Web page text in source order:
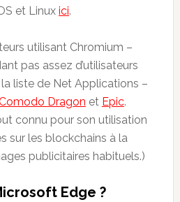
et Linux ici.
utilisant Chromium –
pas assez d’utilisateurs
liste de Net Applications –
Dragon et Epic.
connu pour son utilisation
sur les blockchains à la
publicitaires habituels.)
Edge ?